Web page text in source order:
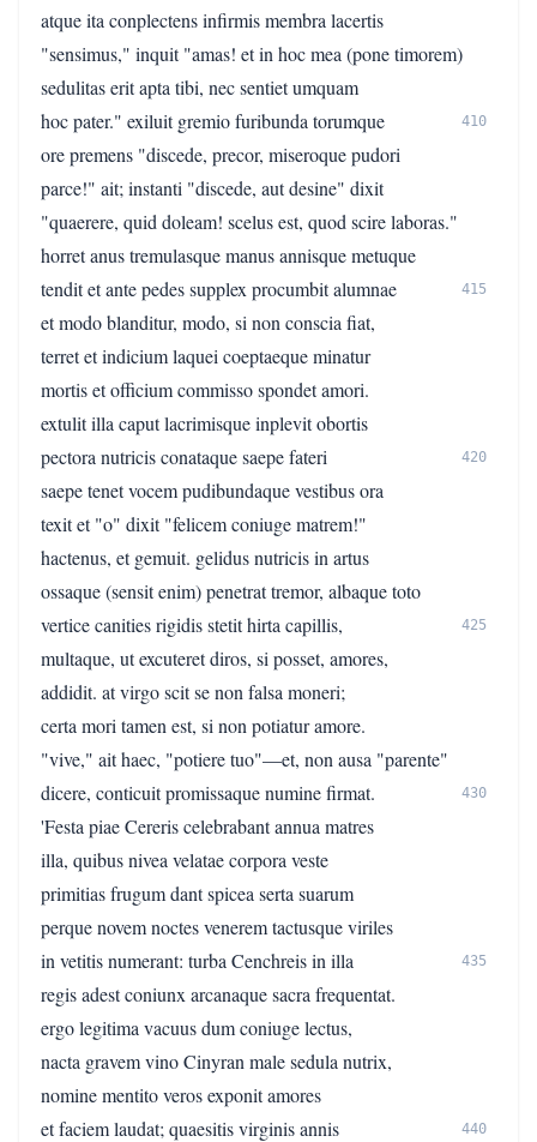
atque ita conplectens infirmis membra lacertis
"sensimus," inquit "amas! et in hoc mea (pone timorem)
sedulitas erit apta tibi, nec sentiet umquam
hoc pater." exiluit gremio furibunda torumque
410
ore premens "discede, precor, miseroque pudori
parce!" ait; instanti "discede, aut desine" dixit
"quaerere, quid doleam! scelus est, quod scire laboras."
horret anus tremulasque manus annisque metuque
tendit et ante pedes supplex procumbit alumnae
415
et modo blanditur, modo, si non conscia fiat,
terret et indicium laquei coeptaeque minatur
mortis et officium commisso spondet amori.
extulit illa caput lacrimisque inplevit obortis
pectora nutricis conataque saepe fateri
420
saepe tenet vocem pudibundaque vestibus ora
texit et "o" dixit "felicem coniuge matrem!"
hactenus, et gemuit. gelidus nutricis in artus
ossaque (sensit enim) penetrat tremor, albaque toto
vertice canities rigidis stetit hirta capillis,
425
multaque, ut excuteret diros, si posset, amores,
addidit. at virgo scit se non falsa moneri;
certa mori tamen est, si non potiatur amore.
"vive," ait haec, "potiere tuo"—et, non ausa "parente"
dicere, conticuit promissaque numine firmat.
430
'Festa piae Cereris celebrabant annua matres
illa, quibus nivea velatae corpora veste
primitias frugum dant spicea serta suarum
perque novem noctes venerem tactusque viriles
in vetitis numerant: turba Cenchreis in illa
435
regis adest coniunx arcanaque sacra frequentat.
ergo legitima vacuus dum coniuge lectus,
nacta gravem vino Cinyran male sedula nutrix,
nomine mentito veros exponit amores
et faciem laudat; quaesitis virginis annis
440